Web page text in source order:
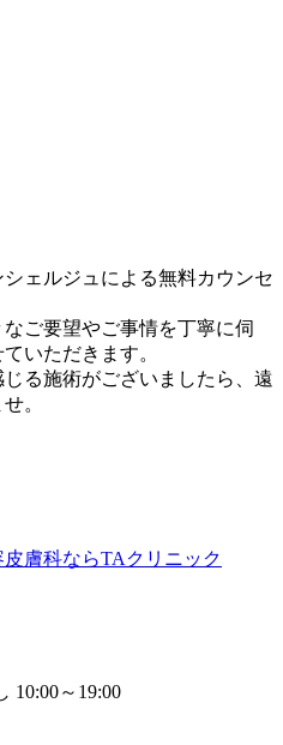
ェルジュによる無料カウンセ
ご要望やご事情を丁寧に伺
いただきます。
る施術がございましたら、遠
。
10:00～19:00